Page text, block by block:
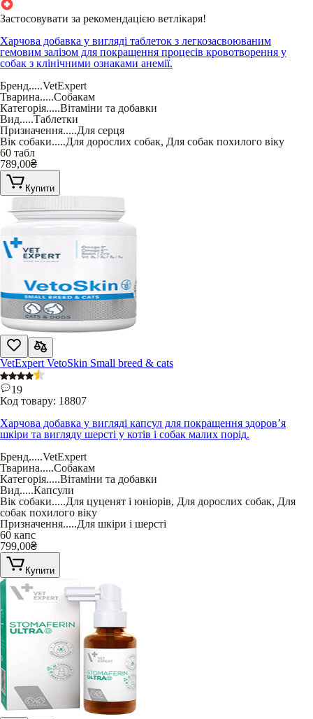
Застосовувати за рекомендацією ветлікаря!
Харчова добавка у вигляді таблеток з легкозасвоюваним
гемовим залізом для покращення процесів кровотворення у
собак з клінічними ознаками анемії.
Бренд.....VetExpert
Тварина.....Собакам
Категорія.....Вітаміни та добавки
Вид.....Таблетки
Призначення.....Для серця
Вік собаки.....Для дорослих собак, Для собак похилого віку
60 табл
789,00₴
Купити
VetExpert VetoSkin Small breed & cats
19
Код товару: 18807
Харчова добавка у вигляді капсул для покращення здоров’я
шкіри та вигляду шерсті у котів і собак малих порід.
Бренд.....VetExpert
Тварина.....Собакам
Категорія.....Вітаміни та добавки
Вид.....Капсули
Вік собаки.....Для цуценят і юніорів, Для дорослих собак, Для
собак похилого віку
Призначення.....Для шкіри і шерсті
60 капс
799,00₴
Купити